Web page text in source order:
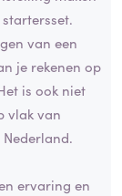
van een
je rekenen op
is ook niet
vlak van
ervaring en